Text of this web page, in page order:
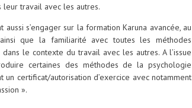
travail avec les autres.
s’engager sur la formation Karuna avancée, au
que la familiarité avec toutes les méthodes
le contexte du travail avec les autres. A l’issue
certaines des méthodes de la psychologie
certificat/autorisation d’exercice avec notamment
».